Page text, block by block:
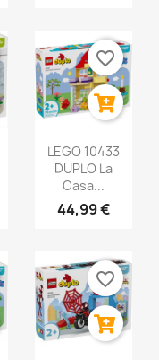
LEGO 10433
DUPLO La
Casa...
44,99 €
favorite_border
favorite_border